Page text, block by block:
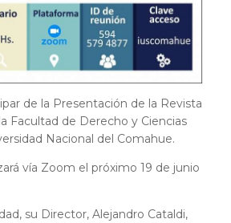
de la Presentación de la Revista
Facultad de Derecho y Ciencias
Nacional del Comahue.
vía Zoom el próximo 19 de junio
su Director, Alejandro Cataldi,